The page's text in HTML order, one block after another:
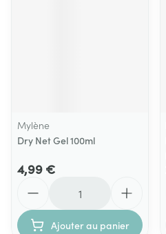
Mylène
Dry Net Gel 100ml
4,99 €
Ajouter au panier